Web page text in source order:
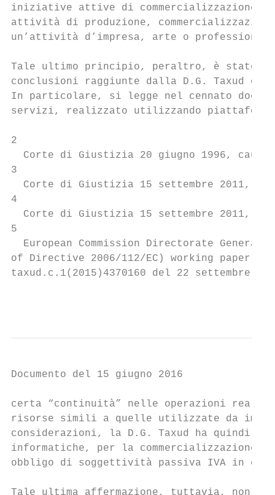
iniziative attive di
attività di produzione,
un’attività d’impresa, arte o professione4.
Tale ultimo principio, peraltro, è stato
conclusioni raggiunte dalla D.G. Taxud
In particolare, si legge nel cennato
servizi, realizzato utilizzando piattaforme
2
Corte di Giustizia 20 giugno 1996, causa
3
Corte di Giustizia 15 settembre 2011,
4
Corte di Giustizia 15 settembre 2011,
5
European Commission Directorate General
of Directive 2006/112/EC) working paper
taxud.c.1(2015)4370160 del 22 settembre
Documento del 15 giugno 2016
certa “continuità” nelle operazioni
risorse simili a quelle utilizzate da
considerazioni, la D.G. Taxud ha quindi
informatiche, per la
obbligo di soggettività passiva IVA in
Tale ultima affermazione, tuttavia, non